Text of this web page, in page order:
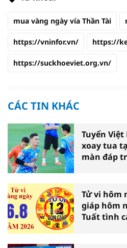
mua vàng ngày vía Thần Tài
https://vninfor.vn/ https://
https://suckhoeviet.org.vn/
CÁC TIN KHÁC
Tuyển
xoay tua
màn đáp
Tử vi hôm
giáp hôm
Tuất tình